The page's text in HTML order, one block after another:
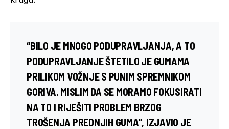
“BILO JE MNOGO PODUPRAVLJANJA, A TO
PODUPRAVLJANJE ŠTETILO JE GUMAMA
PRILIKOM VOŽNJE S PUNIM SPREMNIKOM
GORIVA. MISLIM DA SE MORAMO FOKUSIRATI
NA TO I RIJEŠITI PROBLEM BRZOG
TROŠENJA PREDNJIH GUMA”, IZJAVIO JE